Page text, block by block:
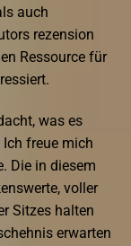
auch
rezension
Ressource für
was es
freue mich
Die in diesem
voller
Sitzes halten
erwarten